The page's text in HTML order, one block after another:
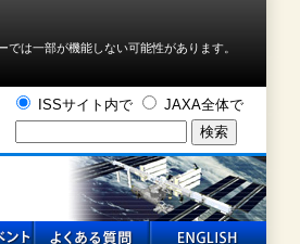
は⼀部が機能しない可能性があります。
ISSサイト内で JAXA全体で